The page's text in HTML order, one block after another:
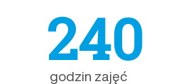
godzin zajęć
240